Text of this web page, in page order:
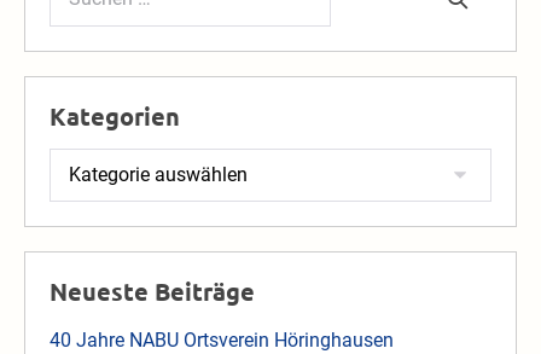
Kategorien
Kategorien
Neueste Beiträge
40 Jahre NABU Ortsverein Höringhausen